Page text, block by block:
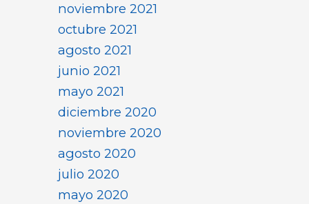
noviembre 2021
octubre 2021
agosto 2021
junio 2021
mayo 2021
diciembre 2020
noviembre 2020
agosto 2020
julio 2020
mayo 2020